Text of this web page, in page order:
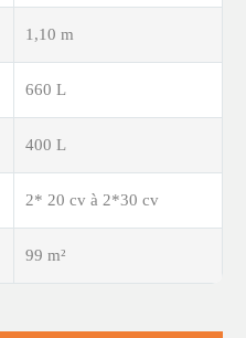
1,10 m
660 L
400 L
2* 20 cv à 2*30 cv
99 m²